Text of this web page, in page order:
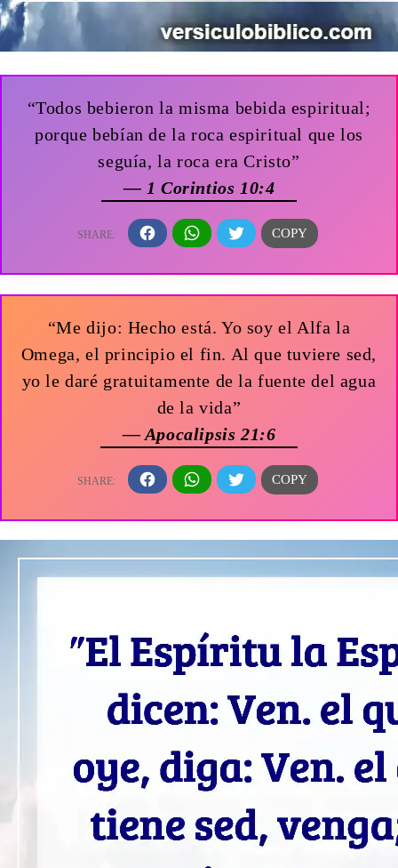
“Todos bebieron la misma bebida espiritual;
porque bebían de la roca espiritual que los
seguía, la roca era Cristo”
— 1 Corintios 10:4
“Me dijo: Hecho está. Yo soy el Alfa la
Omega, el principio el fin. Al que tuviere sed,
yo le daré gratuitamente de la fuente del agua
de la vida”
— Apocalipsis 21:6